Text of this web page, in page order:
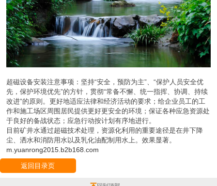
超磁设备安装注意事项：坚持“安全，预防为主”、“保护人员安全优
先，保护环境优先”的方针，贯彻“常备不懈、统一指挥、协调、持续
改进”的原则。更好地适应法律和经济活动的要求；给企业员工的工
作和施工场区周围居民提供更好更安全的环境；保证各种应急资源处
于良好的备战状态；应急行动按计划有序地进行。
目前矿井水通过超磁技术处理，资源化利用的重要途径是在井下降
尘、洒水和消防用水以及乳化油配制用水上。效果显著。
m.yuanrong2015.b2b168.com
返回目录页